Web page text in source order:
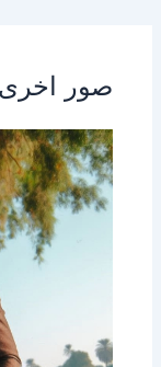
صور اخرى